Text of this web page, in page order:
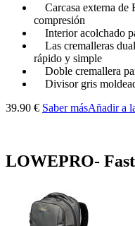
Carcasa externa de
compresión
Interior acolchado
Las cremalleras
rápido y simple
Doble cremallera
Divisor gris
39.90 € Saber másAñadir a
LOWEPRO-